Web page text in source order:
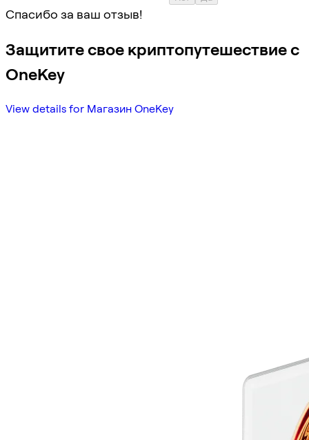
Спасибо за ваш отзыв!
Защитите свое криптопутешествие с
OneKey
View details for Магазин OneKey